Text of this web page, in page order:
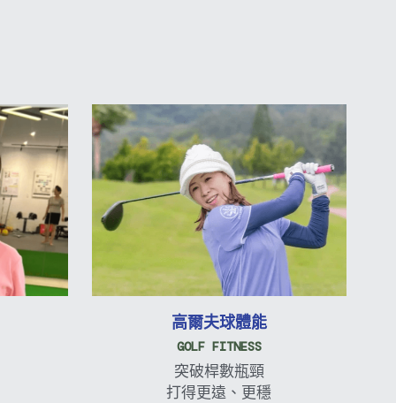
高爾夫球體能
GOLF FITNESS
突破桿數瓶頸
打得更遠、更穩